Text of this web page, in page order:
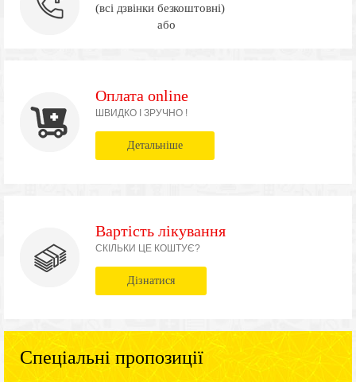
(всі дзвінки безкоштовні)
або
Оплата online
ШВИДКО І ЗРУЧНО !
Детальніше
Вартість лікування
СКІЛЬКИ ЦЕ КОШТУЄ?
Дізнатися
Спеціальні пропозиції